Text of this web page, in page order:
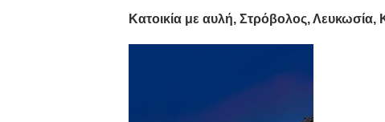
Κατοικία με αυλή, Στρόβολος,